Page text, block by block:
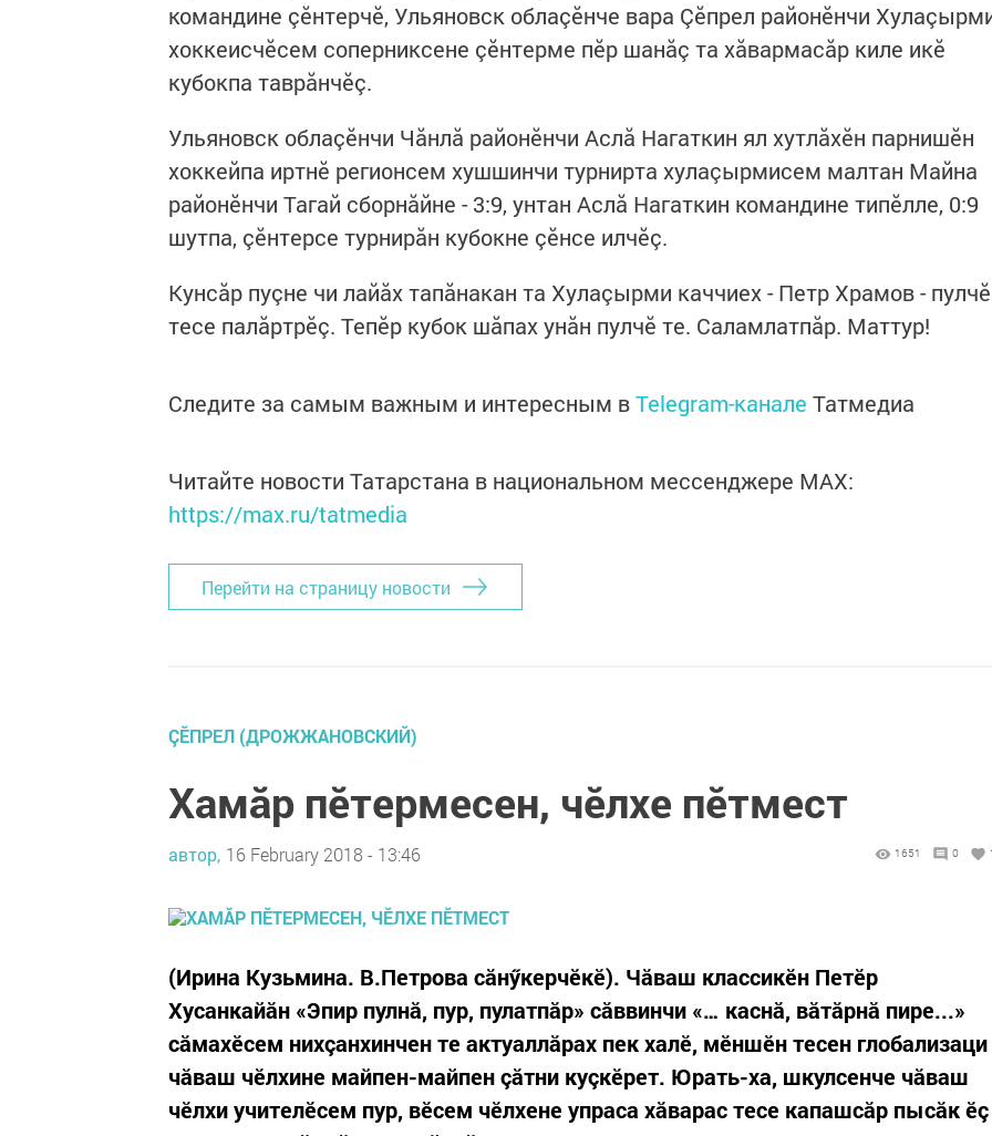
командине çӗнтерчӗ, Ульяновск облаçӗнче вара Çӗпрел районӗнчи
хоккеисчӗсем соперниксене çӗнтерме пӗр шанăç та хăвармасăр киле икӗ
кубокпа таврăнчӗç.
Ульяновск облаçӗнчи Чăнлă районӗнчи Аслă Нагаткин ял хутлăхӗн парнишӗн
хоккейпа иртнӗ регионсем хушшинчи турнирта хулаçырмисем малтан Майна
районӗнчи Тагай сборнăйне - 3:9, унтан Аслă Нагаткин командине типӗлле, 0:9
шутпа, çӗнтерсе турнирăн кубокне çӗнсе илчӗç.
Кунсăр пуçне чи лайăх тапăнакан та Хулаçырми каччиех - Петр Храмов - пулчӗ
тесе палăртрӗç. Тепӗр кубок шăпах унăн пулчӗ те. Саламлатпăр. Маттур!
Следите за самым важным и интересным вTelegram-канале Татмедиа
Читайте новости Татарстана в национальном мессенджере MАХ:
https://max.ru/tatmedia
Перейти на страницу новости
ÇĔПРЕЛ (ДРОЖЖАНОВСКИЙ)
Хамăр пӗтермесен, чӗлхе пӗтмест
автор, 16 February 2018 - 13:46 1651 0
(Ирина Кузьмина. В.Петрова сăнӳкерчӗкӗ). Чăваш классикӗн Петӗр
Хусанкайăн «Эпир пулнă, пур, пулатпăр» сăввинчи «… каснă, вăтăрнă пире...»
сăмахӗсем нихçанхинчен те актуаллăрах пек халӗ, мӗншӗн тесен глобализаци
чăваш чӗлхине майпен-майпен çăтни куçкӗрет. Юрать-ха, шкулсенче чăваш
чӗлхи учителӗсем пур, вӗсем чӗлхене упраса хăварас тесе капашсăр пысăк ӗç